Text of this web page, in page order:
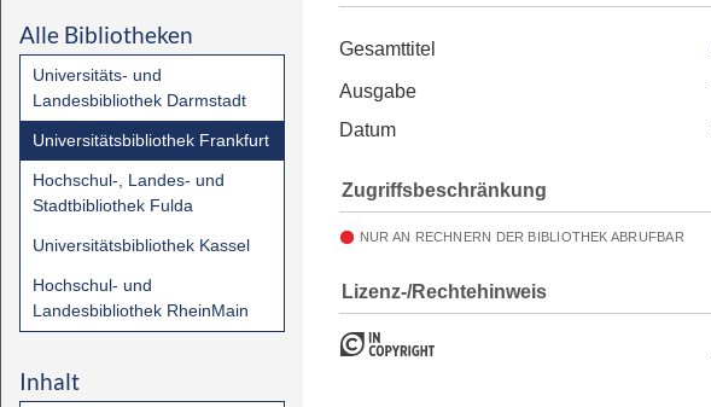
Alle Bibliotheken
Universitäts- und
Landesbibliothek Darmstadt
Universitätsbibliothek Frankfurt
Hochschul-, Landes- und
Stadtbibliothek Fulda
Universitätsbibliothek Kassel
Hochschul- und
Landesbibliothek RheinMain
Inhalt
Gesamttitel
Ausgabe
Datum
Zugriffsbeschränkung
NUR AN RECHNERN DER BIBLIOTHEK ABRUFBAR
Lizenz-/Rechtehinweis